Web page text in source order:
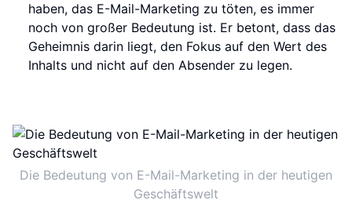
haben, das E-Mail-Marketing zu töten, es immer
noch von großer Bedeutung ist. Er betont, dass das
Geheimnis darin liegt, den Fokus auf den Wert des
Inhalts und nicht auf den Absender zu legen.
Die Bedeutung von E-Mail-Marketing in der heutigen
Geschäftswelt